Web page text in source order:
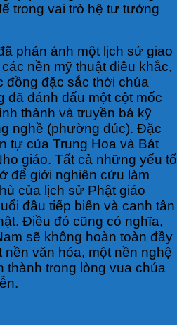
trong vai trò hệ tư tưởng
phản ảnh một lịch sử giao
nền mỹ thuật điêu khắc,
đồng đặc sắc thời chúa
đã đánh dấu một cột mốc
thành và truyền bá kỹ
nghề (phường đúc). Đặc
tự của Trung Hoa và Bát
giáo. Tất cả những yếu tố
để giới nghiên cứu làm
của lịch sử Phật giáo
đầu tiếp biến và canh tân
Điều đó cũng có nghĩa,
sẽ không hoàn toàn đầy
nền văn hóa, một nền nghệ
thành trong lòng vua chúa